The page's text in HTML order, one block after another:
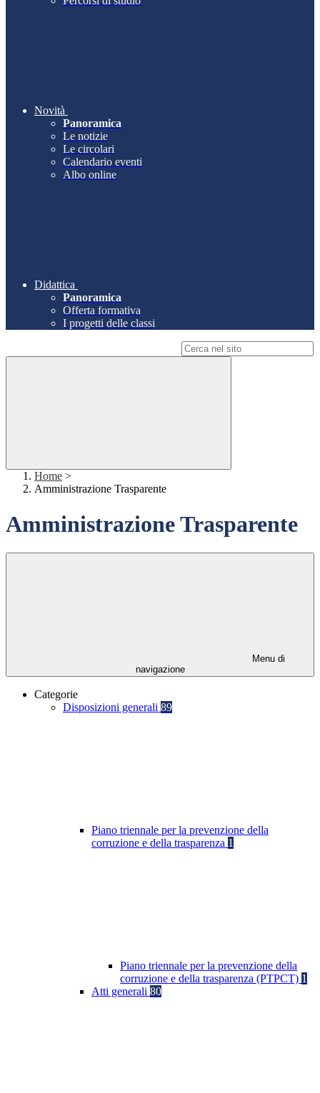
Novità
Panoramica
Le notizie
Le circolari
Calendario eventi
Albo online
Didattica
Panoramica
Offerta formativa
I progetti delle classi
Home >
Amministrazione Trasparente
Amministrazione Trasparente
Menu di
navigazione
Categorie
Disposizioni generali 89
Piano triennale per la prevenzione della
corruzione e della trasparenza 1
Piano triennale per la prevenzione della
corruzione e della trasparenza (PTPCT) 1
Atti generali 80